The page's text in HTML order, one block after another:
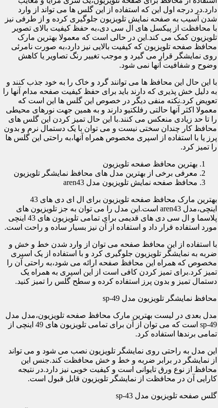
دارد.در درجه اول این که استفاده از این گلس ها می تواند از وارد
شدن آسیب به صفحه نمایش تلویزیون جلوگیری کرده و از طرفی نیز
با محافظت از پیکسل های ال سی دی،به حفظ کیفیت بالای تصویر
تلویزیون کمک می کند.این در حالی است که معمولا بهترین مارک
محافظ صفحه تلویزیون که کیفیت بالایی نیز دارد،به صورت نامرئی
روی نمایشگر قرار می گیرد و موجب تغییر رنگ تصاویر یا کاهش
وضوح و شفافیت آنها نمی شود.
با این حال این محافظ ها می توانند گرد و خاک را به خود جذب کنند و
به دلیل خش پذیری که دارند باید برای حفظ کیفیت صفحه مدام آنها را
تعویض کرد.نکته منفی دیگر در خصوص این گلس ها این است که
معمولا اکثر آنها حالتی رفلکتیو دارند و به همین جهت نورهای محیطی
را تا حد زیادی منعکس می کنند.با این حال تمیز کردن این گلس های
محافظ کار چندان سختی نیست و می توان با یک دستمال نرم و بدون
پرز یا با استفاده از اسپری مخصوص همراه آنها،به راحتی این گلس ها
را تمیز کرد.
بهترین محافظ صفحه تلویزیون
معرفی برخی از بهترین مدل های محافظ نمایشگر تلویزیون
محافظ صفحه نمایش تلویزیون مدل aren43
بهترین مارک محافظ صفحه تلویزیون برای ال ای دی های 43
اینچی،مدل aren43 است.این مدل را می توان به جز تلویزیون های
پلاسما و ال سی دی های قدیمی برای تمامی تلویزیون های 43 اینچی
مورد استفاده قرار داد و استفاده از آن نیز بسیار ساده و راحت است.
با استفاده از این محافظ صفحه می توان از وارد شدن خط و خش و
ضربه به نمایشگر تلویزیون جلوگیری کرد و با استفاده از یک اسپری
مخصوص که همراه این محافظ صفحه ارائه می شود،به راحتی آن را
تمیز کرد.برای تمیز کردن کافی است از این اسپری به همراه یک
دستمال تمیز و بدون پرز استفاده کرده و سطح گلس را تمیز کنید.
محافظ نمایشگر تلویزیون مدل sp-49
مدل بعدی در لیست بهترین مارک محافظ صفحه تلویزیون،مدل مدل
sp-49 است که می توان از آن برای تمامی تلویزیون های 49 اینچی از
تمامی برندها استفاده کرد.
این مدل به راحتی روی نمایشگر تلویزیون نصب می شود و می تواند
از نمایشگر در برابر ضربه و خط و خش محافظت کند.جنس این
محافظ از نوع ورق تایوانی است و کیفیت خوبی نیز دارد.در نتیجه
کارایی آن در محافظت از نمایشگر تلویزیون قابل قبول است.
گلس صفحه تلویزیون مدل sp-43